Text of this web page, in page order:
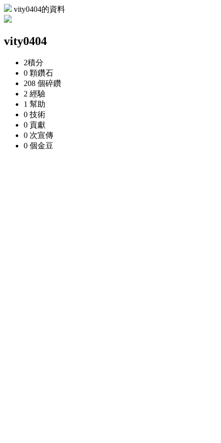
vity0404的資料
vity0404
2積分
0 顆鑽石
208 個碎鑽
2 經驗
1 幫助
0 技術
0 貢獻
0 次宣傳
0 個金豆